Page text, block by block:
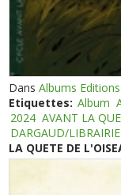
DansAlbums
Etiquettes: Album
2024 AVANT LA
DARGAUD/
LA QUETE DE